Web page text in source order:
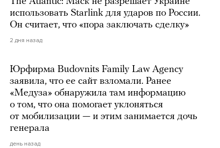
использовать Starlink для ударов по России.
Он считает, что «пора заключать сделку»
2 дня назад
Юрфирма Budovnits Family Law Agency
заявила, что ее сайт взломали. Ранее
«Медуза» обнаружила там информацию
о том, что она помогает уклоняться
от мобилизации — и этим занимается дочь
генерала
день назад